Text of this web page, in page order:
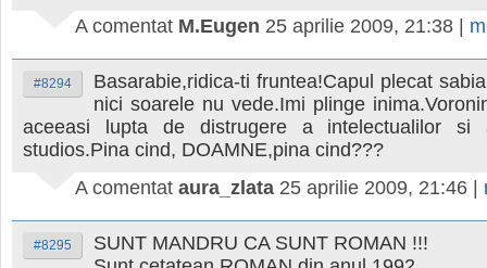
A comentat M.Eugen 25 aprilie 2009, 21:38 |
#8294
Basarabie,ridica-ti fruntea!Capul plecat
nici soarele nu vede.Imi plinge
aceeasi lupta de distrugere a intelectualilor si
studios.Pina cind, DOAMNE,pina cind???
A comentat aura_zlata 25 aprilie 2009, 21:46
#8295
SUNT MANDRU CA SUNT ROMAN !!!